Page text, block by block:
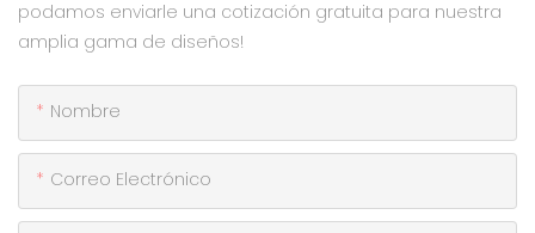
podamos enviarle una cotización gratuita para nuestra
amplia gama de diseños!
Nombre
Correo Electrónico